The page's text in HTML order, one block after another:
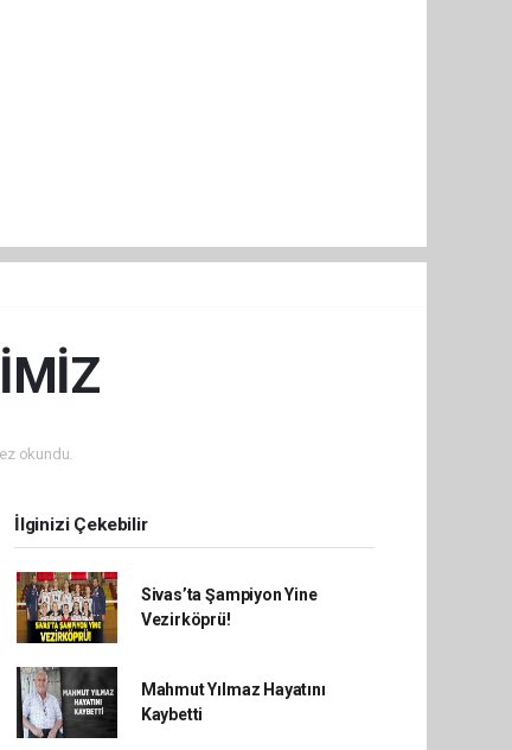
okundu.
İlginizi Çekebilir
Sivas’ta Şampiyon Yine
Vezirköprü!
Mahmut Yılmaz Hayatını
Kaybetti